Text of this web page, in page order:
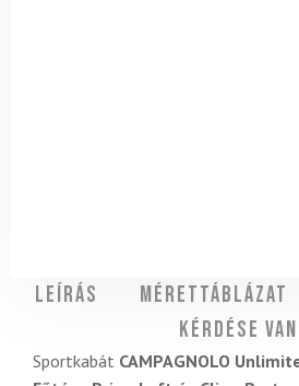
Leírás Mérettáblázat
Kérdése
Sportkabát CAMPAGNOLO